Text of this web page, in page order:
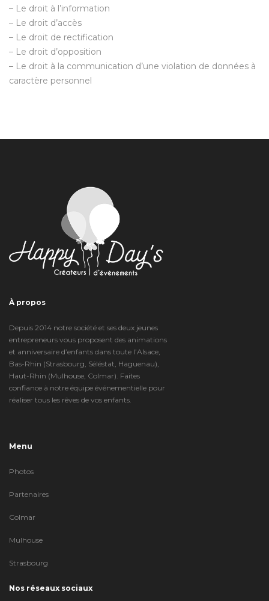
– Le droit à l’information
– Le droit d’accès
– Le droit de rectification
– Le droit d’opposition
– Le droit à la communication d’une violation de données à
caractère personnel
À propos
Depuis 2014 notre société et ses deux jeunes
entrepreneurs vous proposent des animations
et anniversaire d’enfants dans toute l’Alsace,
Bas-Rhin (Strasbourg, Séléstat, Haguenau),
Haut-Rhin (Mulhouse, Colmar). Faites
confiance à notre équipe événementielle pour
réaliser tous les rêves de vos enfants.
Menu
Photos
Partenaires
Colmar
Mulhouse
Strasbourg
Nos réseaux sociaux